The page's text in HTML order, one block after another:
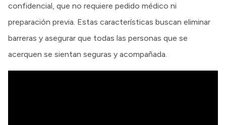
confidencial, que no requiere pedido médico ni
preparación previa. Estas características buscan eliminar
barreras y asegurar que todas las personas que se
acerquen se sientan seguras y acompañada.